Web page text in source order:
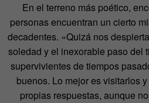
En el terreno más poético,
personas encuentran un cierto
decadentes. «Quizá nos
soledad y el inexorable paso del
supervivientes de tiempos
buenos. Lo mejor es visitarlos
propias respuestas, aunque